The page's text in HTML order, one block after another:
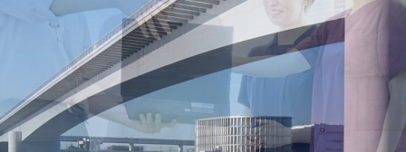
2026-08-06 ニュース
2026-07-07 プレスリリース